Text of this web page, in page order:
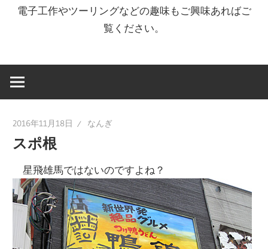
電子工作やツーリングなどの趣味もご興味あればご
覧ください。
2016年11月18日 なんぎ
スポ根
星飛雄馬ではないのですよね？